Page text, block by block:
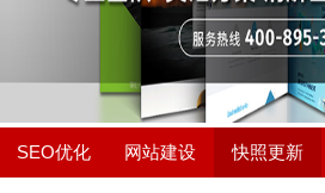
SEO优化 网站建设 快照更新